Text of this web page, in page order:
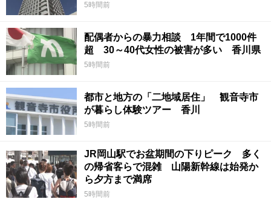
5時間前
配偶者からの暴力相談 1年間で1000件
超 30～40代女性の被害が多い 香川県
5時間前
都市と地方の「二地域居住」 観音寺市
が暮らし体験ツアー 香川
5時間前
JR岡山駅でお盆期間の下りピーク 多く
の帰省客らで混雑 山陽新幹線は始発か
ら夕方まで満席
5時間前